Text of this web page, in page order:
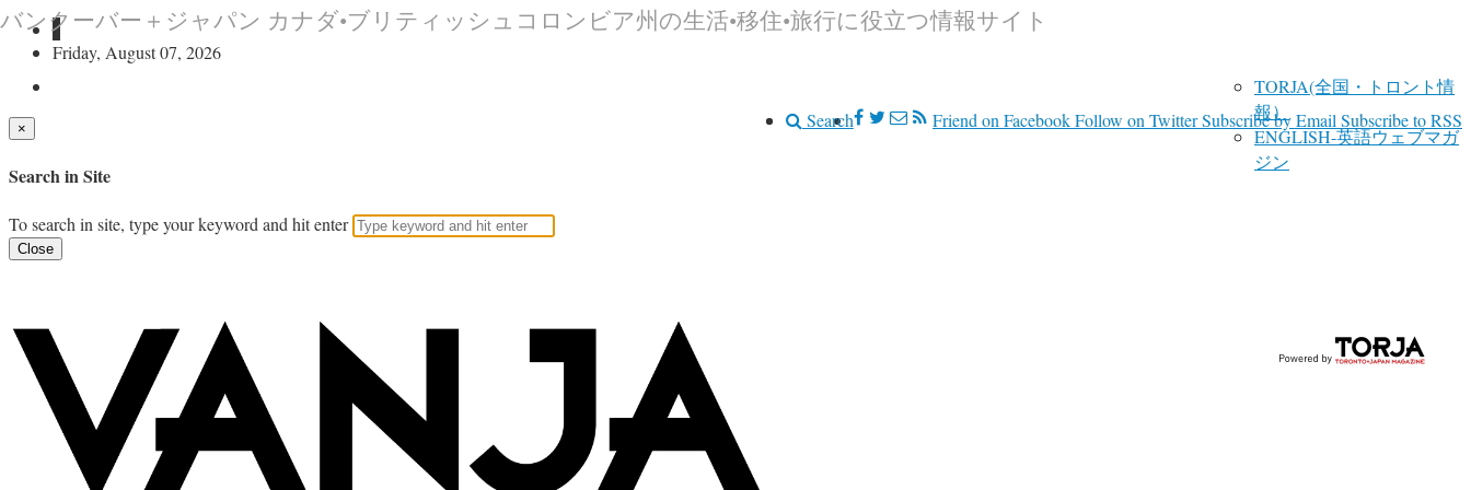
Friday, August 07, 2026
TORJA(全国・トロント情
報）
ENGLISH-英語ウェブマガ
ジン
Friend on FacebookFollow on TwitterSubscribe by Email Subscribe to RSS
Search
×
Search in Site
To search in site, type your keyword and hit enter
Close
バンクーバー＋ジャパン カナダ•ブリティッシュコロンビア州の生活•移住•旅行に役立つ情報サイト